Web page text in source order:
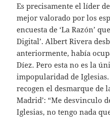
Es precisamente el líder
mejor valorado por los
encuesta de ‘La Razón’
Digital’. Albert Rivera
anteriormente, había
Díez. Pero esta no es la
impopularidad de
recogen el desmarque de
Madrid’: “Me desvinculo
Iglesias, no tengo nada